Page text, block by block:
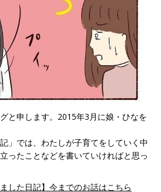
と申します。2015年3月に娘・ひなを
」では、わたしが子育てをしていく中
ったことなどを書いていければと思っ
した日記】今までのお話はこちら